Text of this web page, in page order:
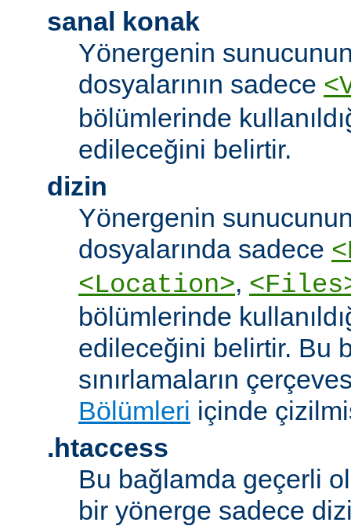
sanal konak
Yönergenin
dosyalarının sadece
bölümlerinde
edileceğini belirtir.
dizin
Yönergenin
dosyalarında sadece
<Location>,
bölümlerinde
edileceğini belirtir. Bu
sınırlamaların
Bölümleri içinde
.htaccess
Bu bağlamda geçerli
bir yönerge sadece